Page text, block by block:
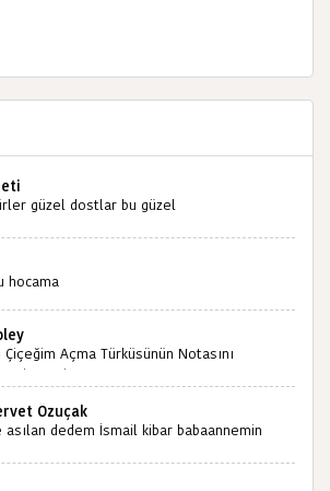
güzel dostlar bu güzel
türkülerimiz ölmeyecektir tekrar
hocama
Çiçeğim Açma Türküsünün Notasını
?İlginiz İçin Şimdiden Teşekkürler.
Özuçak
asılan dedem İsmail kibar babaannemin